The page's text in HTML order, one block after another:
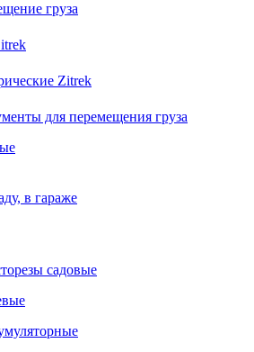
груза
Zitrek
для перемещения груза
в гараже
садовые